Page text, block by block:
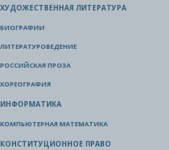
ХУДОЖЕСТВЕННАЯ ЛИТЕРАТУРА
БИОГРАФИИ
ЛИТЕРАТУРОВЕДЕНИЕ
РОССИЙСКАЯ ПРОЗА
ХОРЕОГРАФИЯ
ИНФОРМАТИКА
КОМПЬЮТЕРНАЯ МАТЕМАТИКА
КОНСТИТУЦИОННОЕ ПРАВО